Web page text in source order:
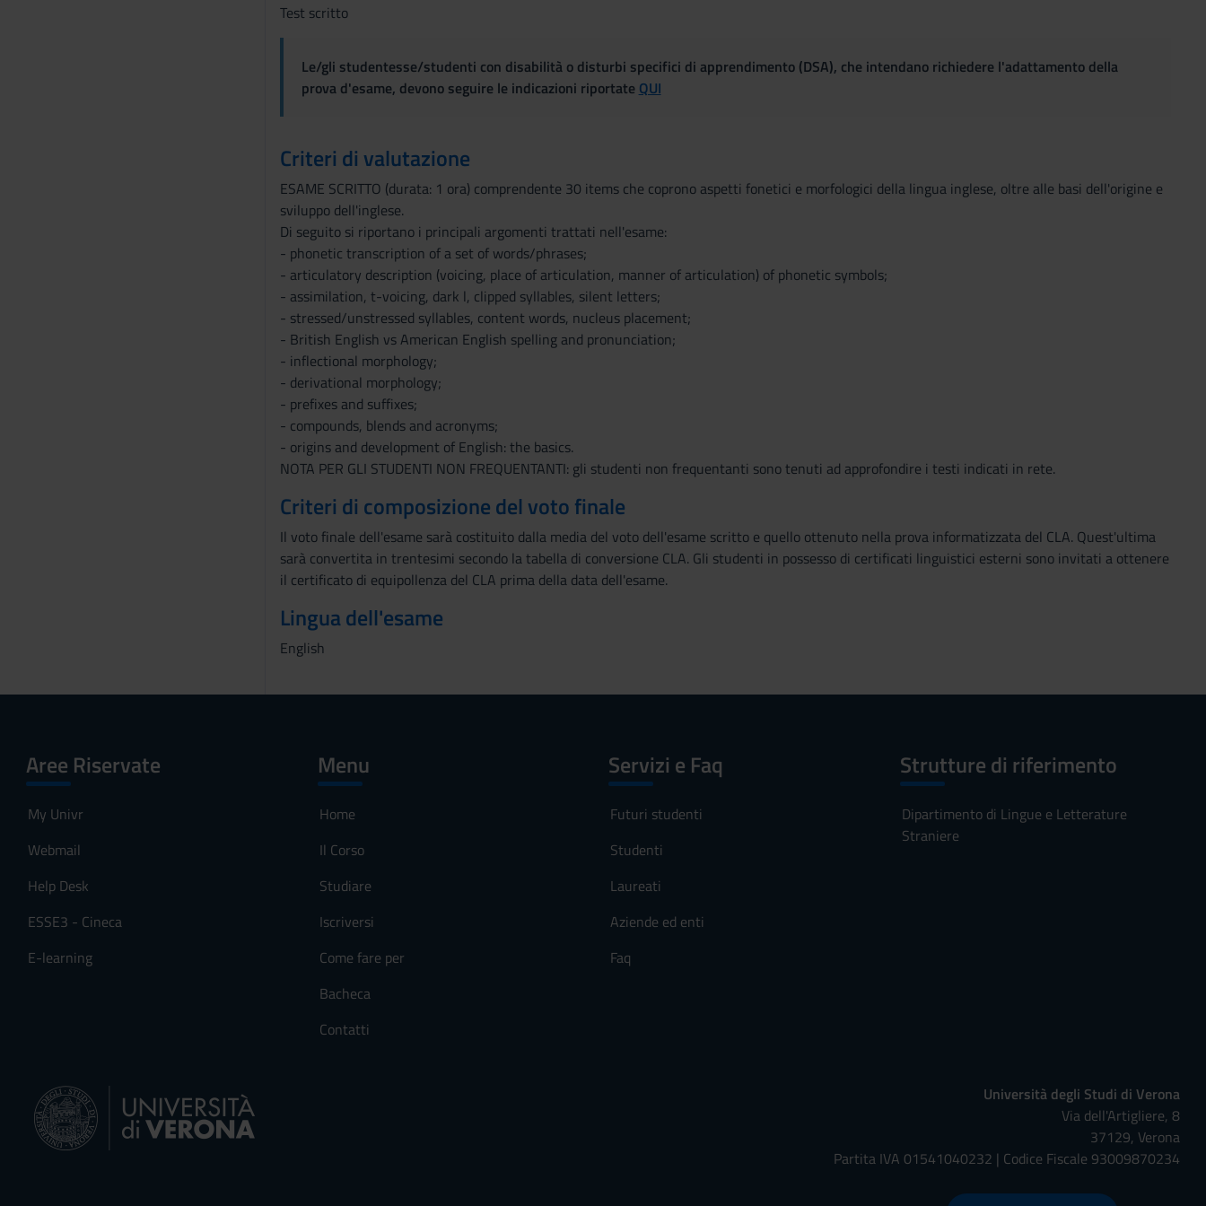
Test scritto
Le/gli studentesse/studenti con disabilità o disturbi specifici di apprendimento (DSA), che intendano richiedere l'adattamento della
prova d'esame, devono seguire le indicazioni riportate QUI
Criteri di valutazione
ESAME SCRITTO (durata: 1 ora) comprendente 30 items che coprono aspetti fonetici e morfologici della lingua inglese, oltre alle basi dell'origine e
sviluppo dell'inglese.
Di seguito si riportano i principali argomenti trattati nell'esame:
- phonetic transcription of a set of words/phrases;
- articulatory description (voicing, place of articulation, manner of articulation) of phonetic symbols;
- assimilation, t-voicing, dark l, clipped syllables, silent letters;
- stressed/unstressed syllables, content words, nucleus placement;
- British English vs American English spelling and pronunciation;
- inflectional morphology;
- derivational morphology;
- prefixes and suffixes;
- compounds, blends and acronyms;
- origins and development of English: the basics.
NOTA PER GLI STUDENTI NON FREQUENTANTI: gli studenti non frequentanti sono tenuti ad approfondire i testi indicati in rete.
Criteri di composizione del voto finale
Il voto finale dell'esame sarà costituito dalla media del voto dell'esame scritto e quello ottenuto nella prova informatizzata del CLA. Quest'ultima
sarà convertita in trentesimi secondo la tabella di conversione CLA. Gli studenti in possesso di certificati linguistici esterni sono invitati a ottenere
il certificato di equipollenza del CLA prima della data dell'esame.
Lingua dell'esame
English
Aree Riservate
My Univr
Webmail
Help Desk
ESSE3 - Cineca
E-learning
Menu
Home
Il Corso
Studiare
Iscriversi
Come fare per
Bacheca
Contatti
Servizi e Faq
Futuri studenti
Studenti
Laureati
Aziende ed enti
Faq
Strutture di riferimento
Dipartimento di Lingue e Letterature
Straniere
Università degli Studi di Verona
Via dell'Artigliere, 8
37129, Verona
Partita IVA 01541040232 | Codice Fiscale 93009870234